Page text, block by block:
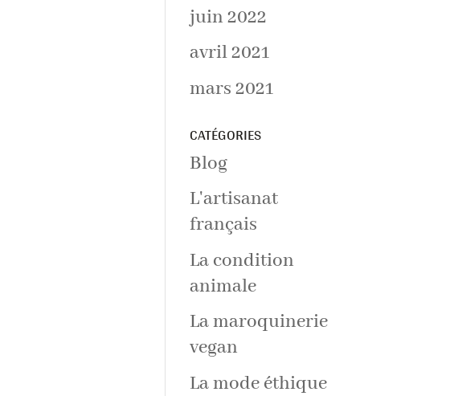
juin 2022
avril 2021
mars 2021
CATÉGORIES
Blog
L'artisanat
français
La condition
animale
La maroquinerie
vegan
La mode éthique